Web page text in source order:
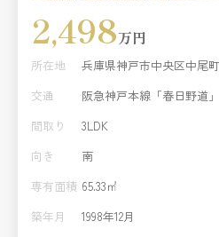
2,498万円
所在地
兵庫県神戸市中央区中尾町
交通
阪急神戸本線「春日野道
間取り
3LDK
向き
南
専有面積 65.33㎡
築年月
1998年12月